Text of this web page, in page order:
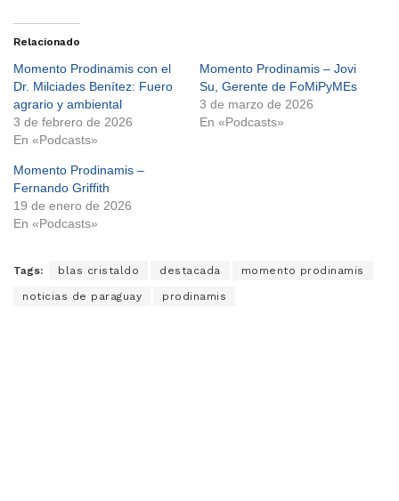
Relacionado
Momento Prodinamis con el
Dr. Milciades Benítez: Fuero
agrario y ambiental
3 de febrero de 2026
En «Podcasts»
Momento Prodinamis – Jovi
Su, Gerente de FoMiPyMEs
3 de marzo de 2026
En «Podcasts»
Momento Prodinamis –
Fernando Griffith
19 de enero de 2026
En «Podcasts»
Tags: blas cristaldo destacada momento prodinamis
noticias de paraguay prodinamis